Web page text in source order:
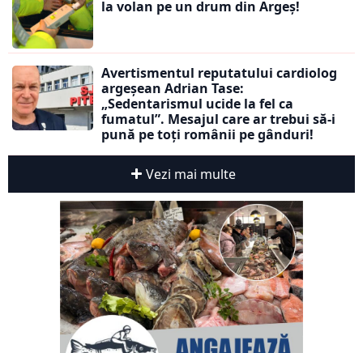
la volan pe un drum din Argeș!
Avertismentul reputatului cardiolog
argeșean Adrian Tase:
„Sedentarismul ucide la fel ca
fumatul”. Mesajul care ar trebui să-i
pună pe toți românii pe gânduri!
Vezi mai multe